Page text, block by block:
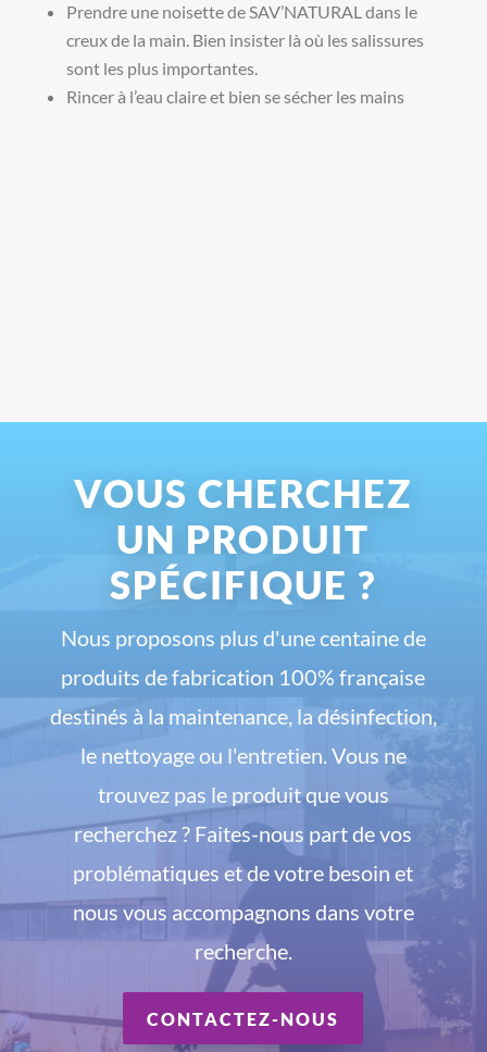
Prendre une noisette de SAV’NATURAL dans le
creux de la main. Bien insister là où les salissures
sont les plus importantes.
Rincer à l’eau claire et bien se sécher les mains
VOUS CHERCHEZ
UN PRODUIT
SPÉCIFIQUE ?
Nous proposons plus d'une centaine de
produits de fabrication 100% française
destinés à la maintenance, la désinfection,
le nettoyage ou l'entretien. Vous ne
trouvez pas le produit que vous
recherchez ? Faites-nous part de vos
problématiques et de votre besoin et
nous vous accompagnons dans votre
recherche.
CONTACTEZ-NOUS